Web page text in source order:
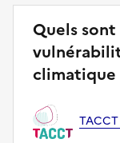
Quels
climatique
TACCT